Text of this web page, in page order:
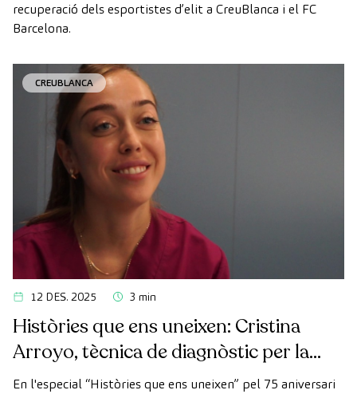
recuperació dels esportistes d’elit a CreuBlanca i el FC
Barcelona.
CREUBLANCA
12 DES. 2025 3 min
Històries que ens uneixen: Cristina
Arroyo, tècnica de diagnòstic per la
imatge
En l'especial “Històries que ens uneixen” pel 75 aniversari